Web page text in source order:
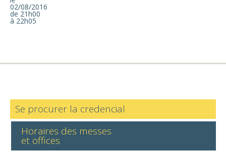
02/08/2016
de 21h00
à 22h05
Se procurer la credencial
Horaires des messes
et offices